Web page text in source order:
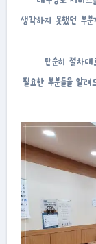
생각하지 못했던 부
단순히 절차
필요한 부분들을 알